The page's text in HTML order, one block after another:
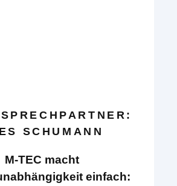
SCHUMANN
M-TEC macht
einfach: